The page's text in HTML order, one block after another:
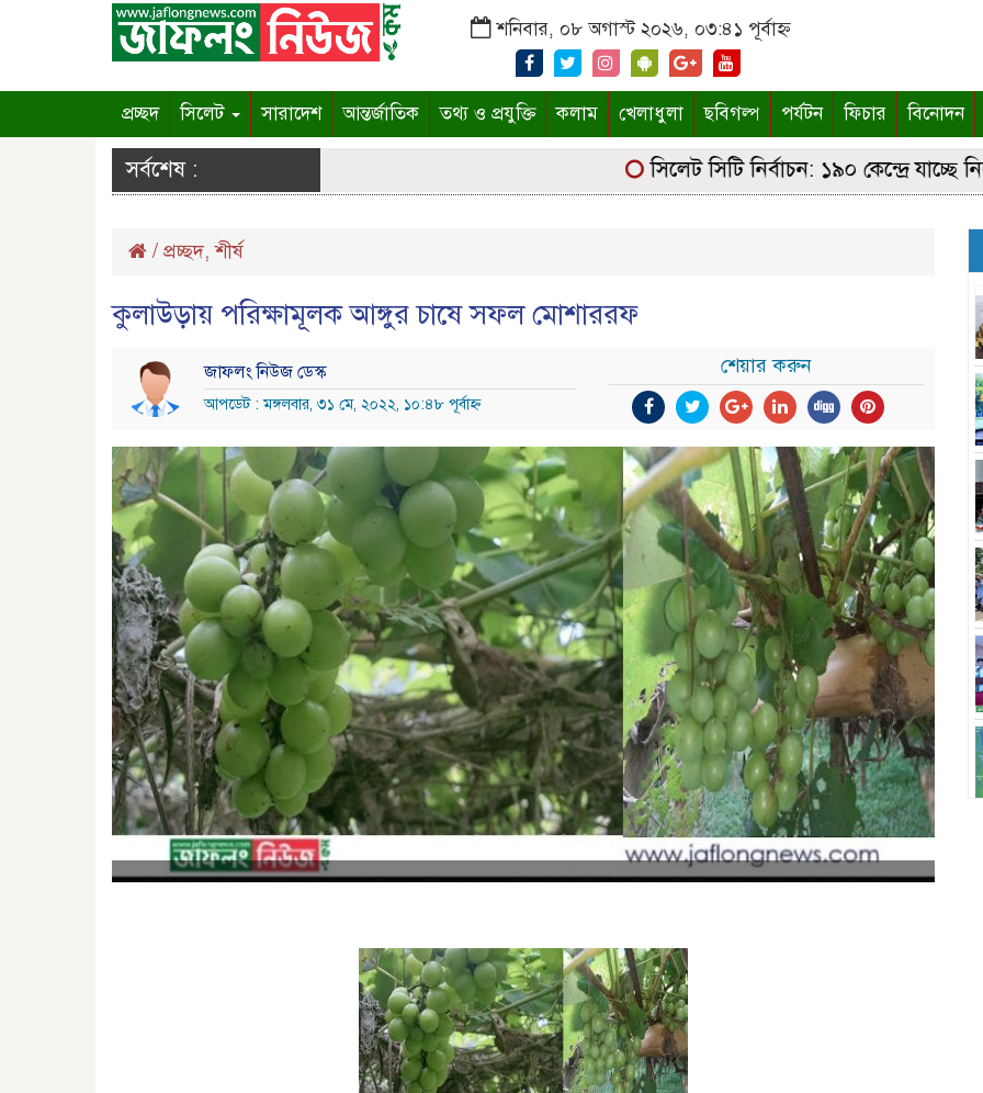
শনিবার, ০৮ অগাস্ট ২০২৬, ০৩:৪১ পূর্বাহ্ন
প্রচ্ছদ সিলেট সারাদেশ আন্তর্জাতিক তথ্য ও প্রযুক্তি কলাম খেলাধুলা ছবিগল্প পর্যটন ফিচার বিনোদন
সর্বশেষ : সিলেট সিটি নির্বাচন: ১৯০ কেন্দ্রে যাচ্ছে
/ প্রচ্ছদ,শীর্ষ
কুলাউড়ায় পরিক্ষামূলক আঙ্গুর চাষে সফল মোশাররফ
জাফলং নিউজ ডেস্ক
আপডেট : মঙ্গলবার, ৩১ মে, ২০২২, ১০:৪৮ পূর্বাহ্ন
শেয়ার করুন